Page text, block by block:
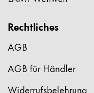
Rechtliches
AGB
AGB für Händler
Widerrufsbelehrung